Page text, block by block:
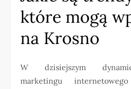
które mogą
na Krosno
W dzisiejszym
marketingu